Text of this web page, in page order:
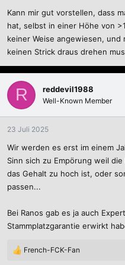
Kann mir gut vorstellen, dass
hat, selbst in einer Höhe von
keiner Weise angewiesen,
keinen Strick draus drehen
R reddevil1988
Well-Known Member
23 Juli 2025
Wir werden es erst im einem
Sinn sich zu Empörung weil
das Gehalt zu hoch ist, oder
passen...
Bei Ranos gab es ja auch
Stammplatzgarantie erwirkt
R
French-FCK-Fan